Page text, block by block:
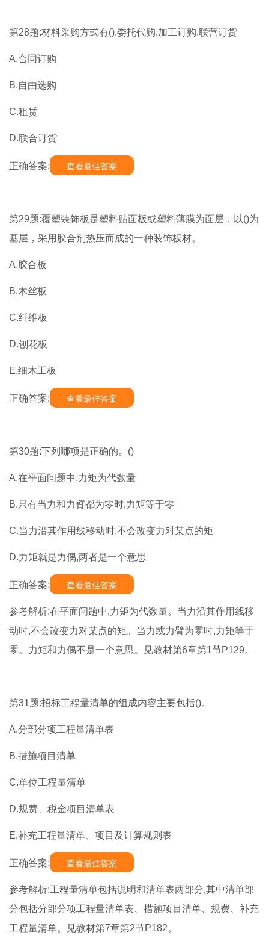
第28题:材料采购方式有().委托代购.加工订购.联营订货
A.合同订购
B.自由选购
C.租赁
D.联合订货
正确答案: 查看最佳答案
第29题:覆塑装饰板是塑料贴面板或塑料薄膜为面层，以()为
基层，采用胶合剂热压而成的一种装饰板材。
A.胶合板
B.木丝板
C.纤维板
D.刨花板
E.细木工板
正确答案: 查看最佳答案
第30题:下列哪项是正确的。()
A.在平面问题中,力矩为代数量
B.只有当力和力臂都为零时,力矩等于零
C.当力沿其作用线移动时,不会改变力对某点的矩
D.力矩就是力偶,两者是一个意思
正确答案: 查看最佳答案
参考解析:在平面问题中,力矩为代数量。当力沿其作用线移
动时,不会改变力对某点的矩。当力或力臂为零时,力矩等于
零。力矩和力偶不是一个意思。见教材第6章第1节P129。
第31题:招标工程量清单的组成内容主要包括()。
A.分部分项工程量清单表
B.措施项目清单
C.单位工程量清单
D.规费、税金项目清单表
E.补充工程量清单、项目及计算规则表
正确答案: 查看最佳答案
参考解析:工程量清单包括说明和清单表两部分,其中清单部
分包括分部分项工程量清单表、措施项目清单、规费、补充
工程量清单。见教材第7章第2节P182。